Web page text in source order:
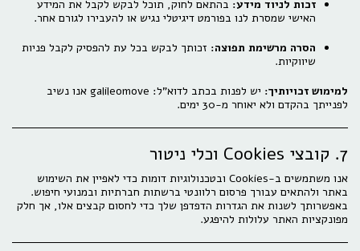
זכות לניוד מידע:בהתאם לחוק, תוכל לבקש לקבל את המידע
האישי שמסרת לנו בפורמט דיגיטלי נגיש או להעבירו לגורם אחר.
הסרה מרשימת תפוצה:זכותך לבקש בכל עת להפסיק לקבל פניות
שיווקיות.
למימוש זכויותיך:
יש לפנות בכתב לדוא"ל: galileomove אנו נשיב
לפנייתך בהקדם ולא יאוחר מ-30 ימים.
אנו משתמשים ב-Cookies ובטכנולוגיות דומות כדי לאפיין את השימוש
באתר ולהתאים עבורך פרסום רלוונטי ברשתות חברתיות ובמנועי חיפוש.
באפשרותך לשנות את הגדרות הדפדפן שלך כדי לחסום קבצים אלו, אך חלק
מפונקציות האתר עלולות להיפגע.